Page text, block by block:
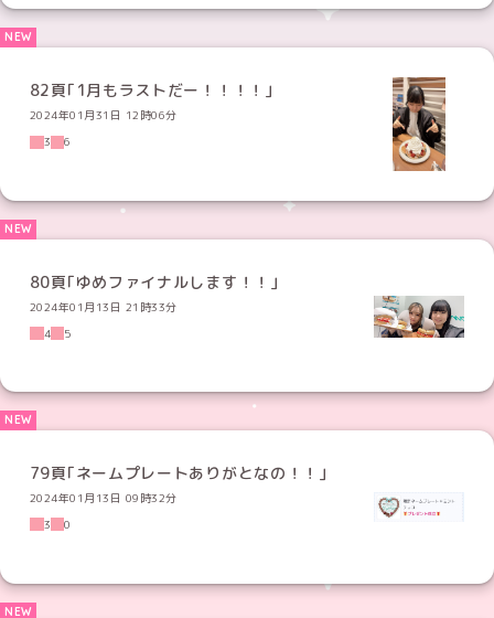
82頁｢1月もラストだー！！！！｣
2024年01月31日 12時06分
3
6
80頁｢ゆめファイナルします！！｣
2024年01月13日 21時33分
4
5
79頁｢ネームプレートありがとなの！！｣
2024年01月13日 09時32分
3
0